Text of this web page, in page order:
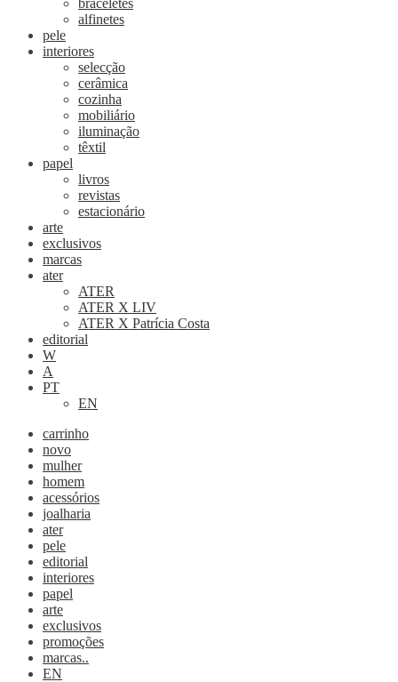
braceletes
alfinetes
pele
interiores
selecção
cerâmica
cozinha
mobiliário
iluminação
têxtil
papel
livros
revistas
estacionário
arte
exclusivos
marcas
ater
ATER
ATER X LIV
ATER X Patrícia Costa
editorial
W
A
PT
EN
carrinho
novo
mulher
homem
acessórios
joalharia
ater
pele
editorial
interiores
papel
arte
exclusivos
promoções
marcas..
EN